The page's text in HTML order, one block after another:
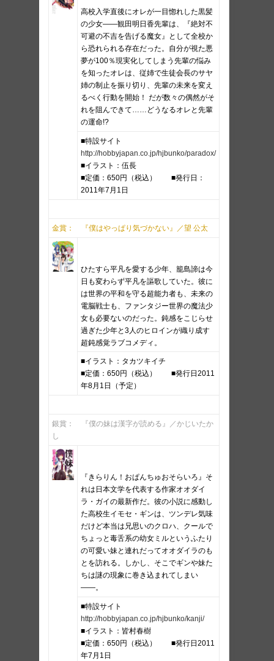
高校入学直後にオレが一目惚れした黒髪
の少女――観田明日香先輩は、『絶対不
可避の不吉を告げる魔女』として全校か
ら恐れられる存在だった。自分が視た悪
夢が100％現実化してしまう先輩の悩み
を知ったオレは、従姉で生徒会長のサヤ
姉の制止を振り切り、先輩の未来を変え
るべく行動を開始！ だが数々の偶然がそ
れを阻んできて……どうなるオレと先輩
の運命!?
■特設サイト
http://hobbyjapan.co.jp/hjbunko/paradox/
■イラスト：伍長
■定価：650円（税込） ■発行日：
2011年7月1日
金賞： 『僕はやっぱり気づかない』／望 公太
ひたすら平凡を愛する少年、籠島諦は今
日も変わらず平凡を謳歌していた。彼に
は世界の平和を守る超能力者も、未来の
電脳戦士も、ファンタジー世界の魔法少
女も必要ないのだった。鈍感をこじらせ
過ぎた少年と3人のヒロインが織り成す
超鈍感覚ラブコメディ。
■イラスト：タカツキイチ
■定価：650円（税込） ■発行日2011
年8月1日（予定）
銀賞： 『僕の妹は漢字が読める』／かじいたか
し
『きらりん！おぱんちゅおそらいろ』そ
れは日本文学を代表する作家オオダイ
ラ・ガイの最新作だ。彼の小説に感動し
た高校生イモセ・ギンは、ツンデレ気味
だけど本当は兄思いのクロハ、クールで
ちょっと毒舌系の幼女ミルというふたり
の可愛い妹と連れだってオオダイラのも
とを訪れる。しかし、そこでギンや妹た
ちは謎の現象に巻き込まれてしまい
――。
■特設サイト
http://hobbyjapan.co.jp/hjbunko/kanji/
■イラスト：皆村春樹
■定価：650円（税込） ■発行日2011
年7月1日